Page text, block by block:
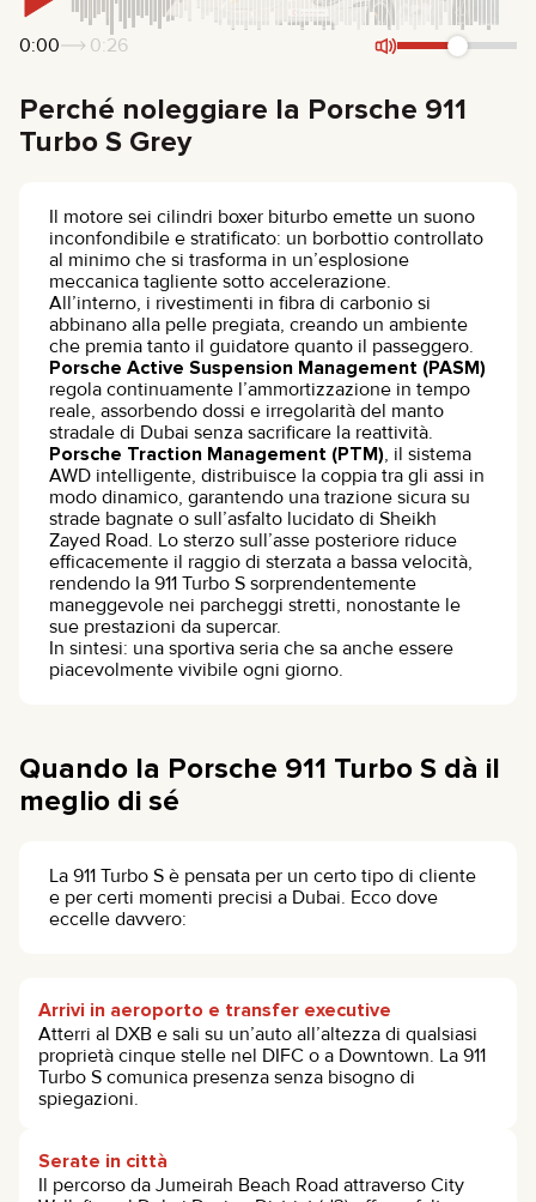
0:00 0:26
Perché noleggiare la Porsche 911
Turbo S Grey
Il motore sei cilindri boxer biturbo emette un suono
inconfondibile e stratificato: un borbottio controllato
al minimo che si trasforma in un’esplosione
meccanica tagliente sotto accelerazione.
All’interno, i rivestimenti in fibra di carbonio si
abbinano alla pelle pregiata, creando un ambiente
che premia tanto il guidatore quanto il passeggero.
Porsche Active Suspension Management (PASM)
regola continuamente l’ammortizzazione in tempo
reale, assorbendo dossi e irregolarità del manto
stradale di Dubai senza sacrificare la reattività.
Porsche Traction Management (PTM), il sistema
AWD intelligente, distribuisce la coppia tra gli assi in
modo dinamico, garantendo una trazione sicura su
strade bagnate o sull’asfalto lucidato di Sheikh
Zayed Road. Lo sterzo sull’asse posteriore riduce
efficacemente il raggio di sterzata a bassa velocità,
rendendo la 911 Turbo S sorprendentemente
maneggevole nei parcheggi stretti, nonostante le
sue prestazioni da supercar.
In sintesi: una sportiva seria che sa anche essere
piacevolmente vivibile ogni giorno.
Quando la Porsche 911 Turbo S dà il
meglio di sé
La 911 Turbo S è pensata per un certo tipo di cliente
e per certi momenti precisi a Dubai. Ecco dove
eccelle davvero:
Arrivi in aeroporto e transfer executive
Atterri al DXB e sali su un’auto all’altezza di qualsiasi
proprietà cinque stelle nel DIFC o a Downtown. La 911
Turbo S comunica presenza senza bisogno di
spiegazioni.
Serate in città
Il percorso da Jumeirah Beach Road attraverso City